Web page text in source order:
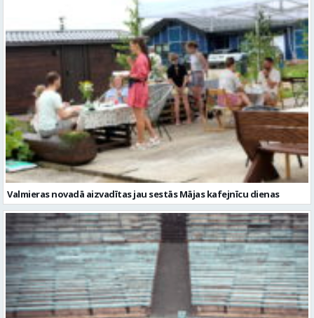
Valmieras novadā aizvadītas jau sestās Mājas kafejnīcu dienas